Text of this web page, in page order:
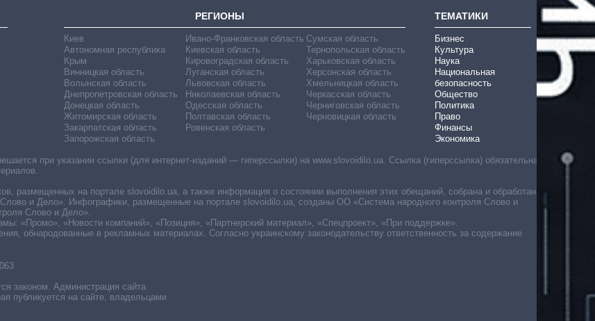
РЕГИОНЫ
Киев
Автономная республика
Крым
Винницкая область
Волынская область
Днепропетровская область
Донецкая область
Житомирская область
Закарпатская область
Запорожская область
Ивано-Франковская область
Киевская область
Кировоградская область
Луганская область
Львовская область
Николаевская область
Одесская область
Полтавская область
Ровенская область
Сумская область
Тернопольская область
Харьковская область
Херсонская область
Хмельницкая область
Черкасская область
Черниговская область
Черновицкая область
ТЕМАТИКИ
Бизнес
Культура
Наука
Национальная
безопасность
Общество
Политика
Право
Финансы
Экономика
законом. Администрация сайта
публикуется на сайте, владельцами
при указании ссылки (для интернет-изданий — гиперссылки) на www.slovoidilo.ua. Ссылка (гиперссылка) обязательна
размещенных на портале slovoidilo.ua, а также информация о состоянии выполнения этих обещаний, собрана и обработана
и Дело». Инфографики, размещенные на портале slovoidilo.ua, созданы ОО «Система народного контроля Слово и
Слово и Дело».
«Промо», «Новости компаний», «Позиция», «Партнерский материал», «Спецпроект», «При поддержке».
обнародованные в рекламных материалах. Согласно украинскому законодательству ответственность за содержание